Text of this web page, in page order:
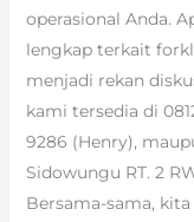
operasional Anda.
lengkap terkait
menjadi rekan
kami tersedia di
9286 (Henry),
Sidowungu RT. 2
Bersama-sama,